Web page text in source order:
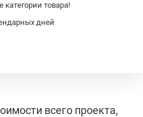
категории товара!
дней
всего проекта,